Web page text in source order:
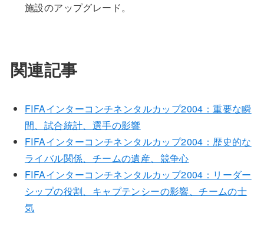
施設のアップグレード。
関連記事
FIFAインターコンチネンタルカップ2004：重要な瞬
間、試合統計、選手の影響
FIFAインターコンチネンタルカップ2004：歴史的な
ライバル関係、チームの遺産、競争心
FIFAインターコンチネンタルカップ2004：リーダー
シップの役割、キャプテンシーの影響、チームの士
気